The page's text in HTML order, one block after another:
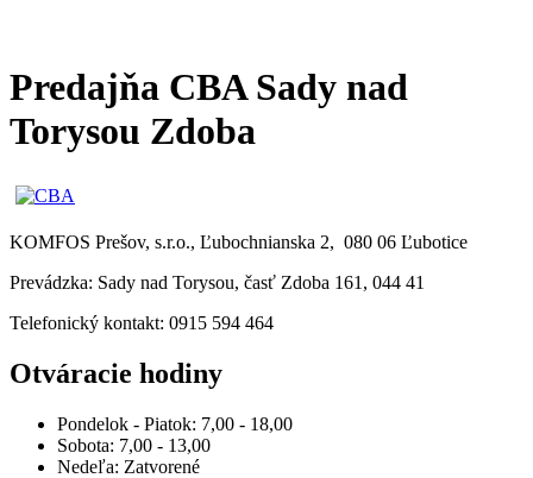
Predajňa CBA Sady nad
Torysou Zdoba
KOMFOS Prešov, s.r.o., Ľubochnianska 2, 080 06 Ľubotice
Prevádzka: Sady nad Torysou, časť Zdoba 161, 044 41
Telefonický kontakt: 0915 594 464
Otváracie hodiny
Pondelok - Piatok: 7,00 - 18,00
Sobota: 7,00 - 13,00
Nedeľa: Zatvorené